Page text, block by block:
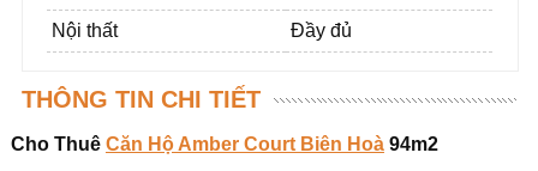
Nội thất Đầy đủ
THÔNG TIN CHI TIẾT
Cho Thuê Căn Hộ Amber Court Biên Hoà94m2